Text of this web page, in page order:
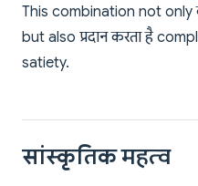
This combination not
but also प्रदान करता है
satiety.
सांस्कृतिक महत्व